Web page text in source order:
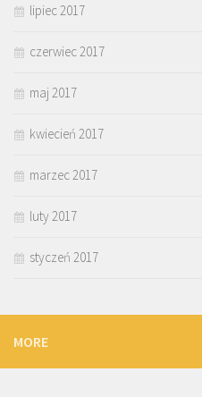
lipiec 2017
czerwiec 2017
maj 2017
kwiecień 2017
marzec 2017
luty 2017
styczeń 2017
MORE